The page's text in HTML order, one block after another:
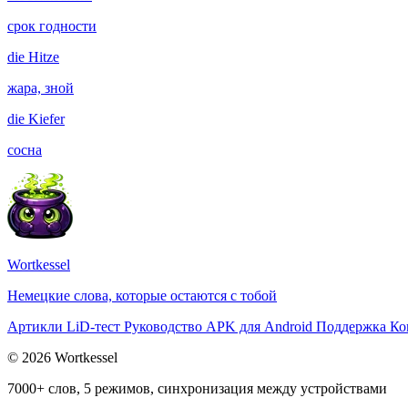
срок годности
die Hitze
жара, зной
die Kiefer
сосна
Wortkessel
Немецкие слова, которые остаются с тобой
Артикли LiD-тест Руководство APK для Android Поддержка
© 2026 Wortkessel
7000+ слов, 5 режимов, синхронизация между устройствами